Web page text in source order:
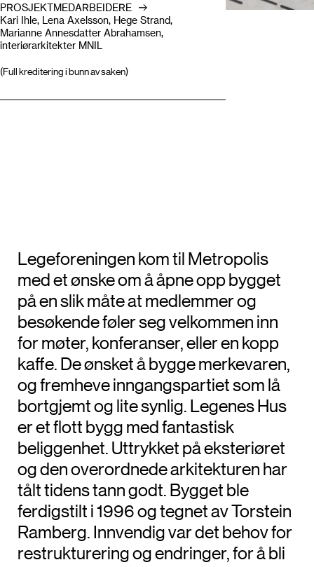
PROSJEKTMEDARBEIDERE
Kari Ihle, Lena Axelsson, Hege Strand,
Marianne Annesdatter Abrahamsen,
interiørarkitekter MNIL
(Full kreditering i bunn av saken)
Legeforeningen kom til Metropolis
med et ønske om å åpne opp bygget
på en slik måte at medlemmer og
besøkende føler seg velkommen inn
for møter, konferanser, eller en kopp
kaffe. De ønsket å bygge merkevaren,
og fremheve inngangspartiet som lå
bortgjemt og lite synlig. Legenes Hus
er et flott bygg med fantastisk
beliggenhet. Uttrykket på eksteriøret
og den overordnede arkitekturen har
tålt tidens tann godt. Bygget ble
ferdigstilt i 1996 og tegnet av Torstein
Ramberg. Innvendig var det behov for
restrukturering og endringer, for å bli